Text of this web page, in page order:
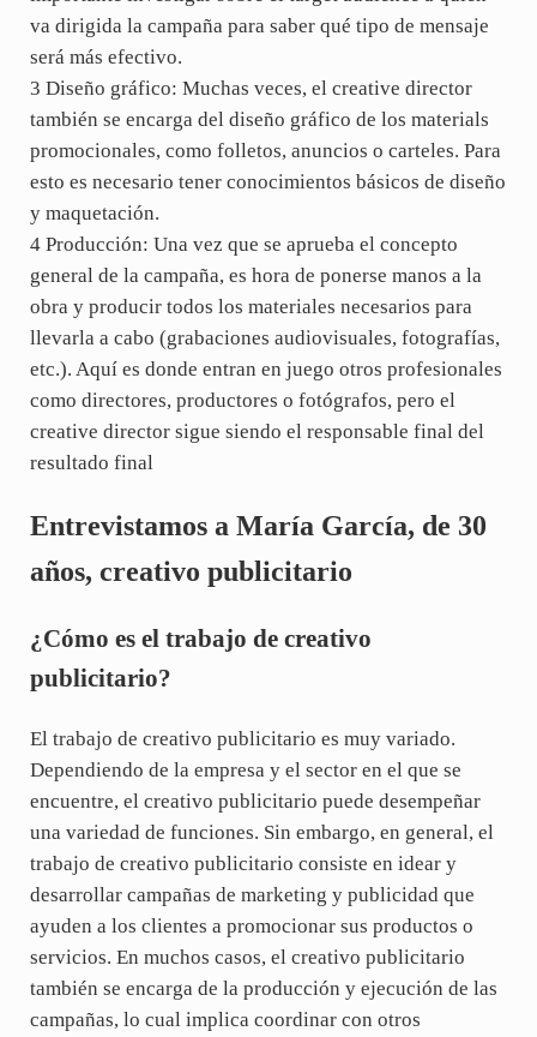
va dirigida la campaña para saber qué tipo de mensaje
será más efectivo.
3 Diseño gráfico: Muchas veces, el creative director
también se encarga del diseño gráfico de los materials
promocionales, como folletos, anuncios o carteles. Para
esto es necesario tener conocimientos básicos de diseño
y maquetación.
4 Producción: Una vez que se aprueba el concepto
general de la campaña, es hora de ponerse manos a la
obra y producir todos los materiales necesarios para
llevarla a cabo (grabaciones audiovisuales, fotografías,
etc.). Aquí es donde entran en juego otros profesionales
como directores, productores o fotógrafos, pero el
creative director sigue siendo el responsable final del
resultado final
Entrevistamos a María García, de 30
años, creativo publicitario
¿Cómo es el trabajo de creativo
publicitario?
El trabajo de creativo publicitario es muy variado.
Dependiendo de la empresa y el sector en el que se
encuentre, el creativo publicitario puede desempeñar
una variedad de funciones. Sin embargo, en general, el
trabajo de creativo publicitario consiste en idear y
desarrollar campañas de marketing y publicidad que
ayuden a los clientes a promocionar sus productos o
servicios. En muchos casos, el creativo publicitario
también se encarga de la producción y ejecución de las
campañas, lo cual implica coordinar con otros